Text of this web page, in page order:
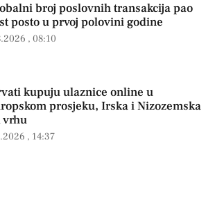
broj poslovnih transakcija pao
posto u prvoj polovini godine
08:10
kupuju ulaznice online u
prosjeku, Irska i Nizozemska
vrhu
14:37